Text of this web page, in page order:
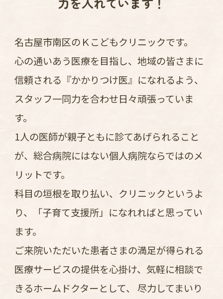
名古屋市南区のＫこどもクリニックです。
心の通いあう医療を目指し、地域の皆さまに
信頼される『かかりつけ医』になれるよう、
スタッフ一同力を合わせ日々頑張っていま
す。
1人の医師が親子ともに診てあげられること
が、総合病院にはない個人病院ならではのメ
リットです。
科目の垣根を取り払い、クリニックというよ
り、「子育て支援所」になれればと思ってい
ます。
ご来院いただいた患者さまの満足が得られる
医療サービスの提供を心掛け、気軽に相談で
きるホームドクターとして、
尽力してまいり